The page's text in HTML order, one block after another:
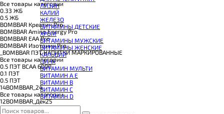
КРЕАТИН
ПОЛЕЗНЫЕ ЖИРЫ
ПРОТЕИН
ПРОТЕИНОВОЕ ПЕЧЕНЬЕ
ПРОТЕИНОВЫЕ БАТОНЧИКИ
ПРОТЕИНОВЫЕ КАШИ
ТЕСТОБУСТЕРЫ
ЦИТРУЛЛИН МАЛАТ
ПРЕДТРЕНИРОВОЧНЫЕ КОМПЛЕКСЫ
ЭНЕРГЕТИКИ И ЖИРОСЖИГАТЕЛИ#
ЛИЗИН
КАЛИЙ
ЖЕЛЕЗО
ВИТАМИНЫ ДЕТСКИЕ
ХРОМ
ВИТАМИНЫ МУЖСКИЕ
ВИТАМИНЫ ЖЕНСКИЕ
КАЛЬЦИЙ
ЦИНК
ВИТАМИН МУЛЬТИ
ВИТАМИН A E
ВИТАМИН B
ВИТАМИН C
ВИТАМИН D
Все товары категории
0.33 ЖБ
0.5 ЖБ
BOMBBAR Креатин Pro
BOMBBAR Amino Energy Pro
BOMBBAR EAA Pro
BOMBBAR Изотоник Pro
_BOMBBAR ПЭТ НАПИТКИ МАРКИРОВАННЫЕ
Все товары категории
0.5 ПЭТ ВСАА 6000
0.1 ПЭТ
0.5 ПЭТ
14BOMBBAR_24
Все товары категории
12BOMBBAR_Дек25
BOMBBAR Гейнер Pro